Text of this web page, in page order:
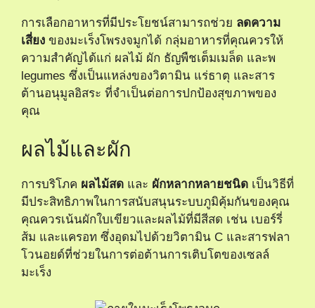
การเลือกอาหารที่มีประโยชน์สามารถช่วย ลดความ
เสี่ยง ของมะเร็งโพรงจมูกได้ กลุ่มอาหารที่คุณควรให้
ความสำคัญได้แก่ ผลไม้ ผัก ธัญพืชเต็มเมล็ด และพ
legumes ซึ่งเป็นแหล่งของวิตามิน แร่ธาตุ และสาร
ต้านอนุมูลอิสระ ที่จำเป็นต่อการปกป้องสุขภาพของ
คุณ
ผลไม้และผัก
การบริโภค ผลไม้สด และ ผักหลากหลายชนิด เป็นวิธีที่
มีประสิทธิภาพในการสนับสนุนระบบภูมิคุ้มกันของคุณ
คุณควรเน้นผักใบเขียวและผลไม้ที่มีสีสด เช่น เบอร์รี่
ส้ม และแครอท ซึ่งอุดมไปด้วยวิตามิน C และสารฟลา
โวนอยด์ที่ช่วยในการต่อต้านการเติบโตของเซลล์
มะเร็ง